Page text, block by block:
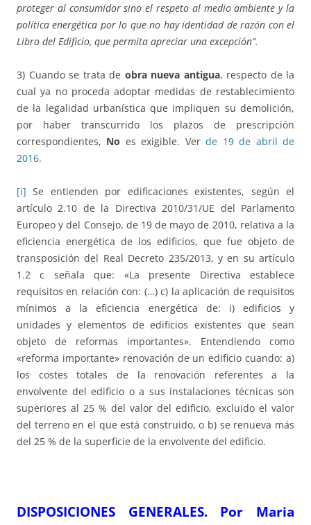
proteger al consumidor sino el respeto al medio ambiente y la
política energética por lo que no hay identidad de razón con el
Libro del Edificio, que permita apreciar una excepción”.
3) Cuando se trata de obra nueva antigua, respecto de la
cual ya no proceda adoptar medidas de restablecimiento
de la legalidad urbanística que impliquen su demolición,
por haber transcurrido los plazos de prescripción
correspondientes, No es exigible. Verde 19 de abril de
2016.
[i] Se entienden por edificaciones existentes, según el
artículo 2.10 de la Directiva 2010/31/UE del Parlamento
Europeo y del Consejo, de 19 de mayo de 2010, relativa a la
eficiencia energética de los edificios, que fue objeto de
transposición del Real Decreto 235/2013, y en su artículo
1.2 c señala que: «La presente Directiva establece
requisitos en relación con: (…) c) la aplicación de requisitos
mínimos a la eficiencia energética de: i) edificios y
unidades y elementos de edificios existentes que sean
objeto de reformas importantes». Entendiendo como
«reforma importante» renovación de un edificio cuando: a)
los costes totales de la renovación referentes a la
envolvente del edificio o a sus instalaciones técnicas son
superiores al 25 % del valor del edificio, excluido el valor
del terreno en el que está construido, o b) se renueva más
del 25 % de la superficie de la envolvente del edificio.
DISPOSICIONES GENERALES. Por Maria